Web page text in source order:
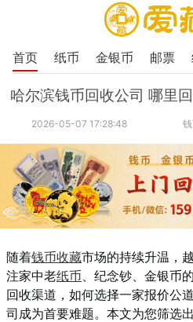
首页 纸币 金银币 邮票
哈尔滨钱币回收公司 哪里
2026-05-07 17:28:48
随着钱币收藏市场的持续升温，
注家中老纸币 、纪念钞、金银币
回收渠道，如何选择一家报价公
司成为首要难题。本文为您筛选